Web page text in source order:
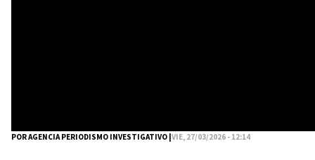
POR AGENCIA PERIODISMO INVESTIGATIVO | VIE, 27/03/2026 - 12:14